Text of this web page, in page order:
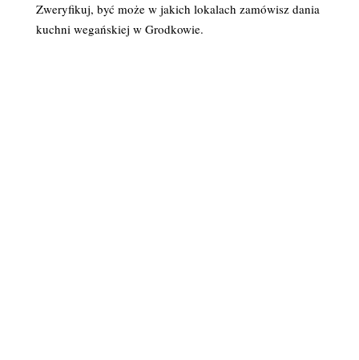
Zweryfikuj, być może w jakich lokalach zamówisz dania
kuchni wegańskiej w Grodkowie.